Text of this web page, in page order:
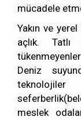
mücadele
Yakın ve
açlık. Tatlı
Deniz
meslek